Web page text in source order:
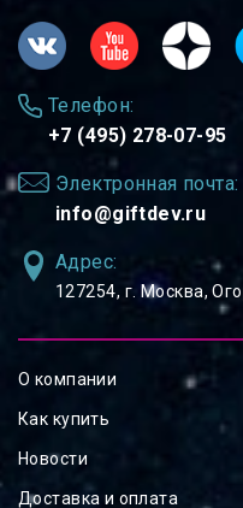
Телефон:
+7 (495) 278-07-95
Электронная почта:
info@giftdev.ru
Адрес:
127254, ⁠г. Москва,
О компании
Как купить
Новости
Доставка и оплата